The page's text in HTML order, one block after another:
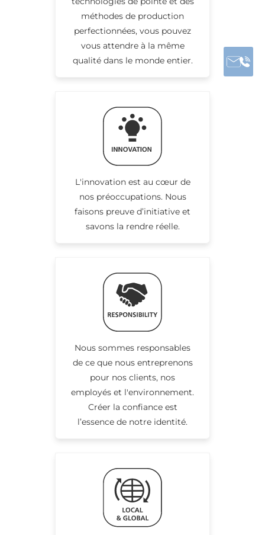
méthodes de production
perfectionnées, vous pouvez
vous attendre à la même
qualité dans le monde entier.
L'innovation est au cœur de
nos préoccupations. Nous
faisons preuve d’initiative et
savons la rendre réelle.
Nous sommes responsables
de ce que nous entreprenons
pour nos clients, nos
employés et l'environnement.
Créer la confiance est
l’essence de notre identité.